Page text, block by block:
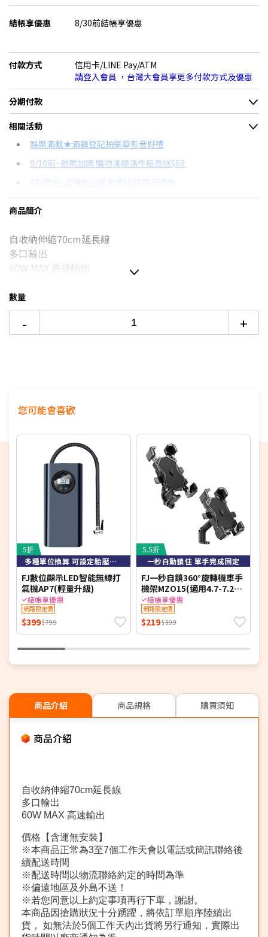
結帳享優惠 8/30前結帳享優惠
付款方式
信用卡/LINE Pay/ATM
請登入會員 ，台灣大會員享更多付款方式及優惠
分期付款
＊實際可分期數、適用利率，請以購物車顯示為主
信用卡分期
分期數
12期
24期
每期金額 配合銀行/業者
相關活動
娛樂滿載★滿額登記抽豪華影音好禮
8/10前~爸氣加碼 購物滿額滿件最高送$68
8月限定~首購登記最高領$888電子禮券
台灣大哥大Open Possible聯名卡滿額最高回饋25%
商品簡介
自收納伸縮70cm延長線
多口輸出
60W MAX 高速輸出
本商品僅含運送到府而已，不含樓層
偏遠地區及外島不送！
任釐清無法確實。
★為保障雙方，請自行開箱錄影，避免商品毀損、破片爭議
★電視如需加購到府安裝服務，請備注在訂單中，收到訂單
後將依不同尺寸另外報價，安裝費用將現場收費
※如商品標題掛有【預購】字樣，都將依照預購日期，以訂
單順序陸續出貨，如遇原廠供貨延遲，將會再另外發送簡訊
若您同意以上約定事項再行下單，謝謝。
數量
- +
您可能會喜歡
5折
多種單位換算 可設定胎壓自動充停
FJ數位顯示LED智能無線打
氣機AP7(輕量升級)
結帳享優惠
網路限定價
$399$799
5.5折
一秒自動鎖住 單手完成固定
FJ一秒自鎖360°旋轉機車手
機架MZO15(適用4.7-7.2吋
手機 機車族 外送 手機架)
結帳享優惠
網路限定價
$219$399
商品介紹 商品規格 購買須知
商品介紹
自收納伸縮70cm延長線
多口輸出
60W MAX 高速輸出
價格【含運無安裝】
※本商品正常為3至7個工作天會以電話或簡訊聯絡後
續配送時間
※配送時間以物流聯絡約定的時間為準
※偏遠地區及外島不送！
※若您同意以上約定事項再行下單，謝謝。
本商品因搶購狀況十分踴躍，將依訂單順序陸續出
貨， 如無法於5個工作天內出貨將另行通知，實際出